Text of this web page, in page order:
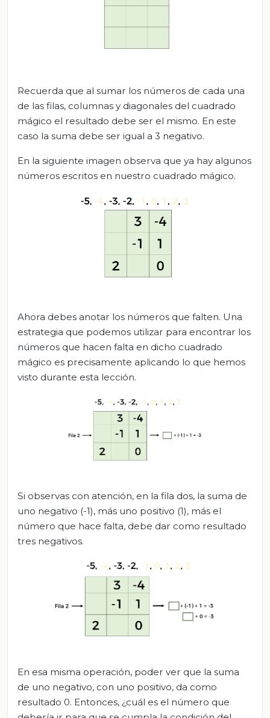
Recuerda que al sumar los números de cada una
de las filas, columnas y diagonales del cuadrado
mágico el resultado debe ser el mismo. En este
caso la suma debe ser igual a 3 negativo.
En la siguiente imagen observa que ya hay algunos
números escritos en nuestro cuadrado mágico.
Ahora debes anotar los números que falten. Una
estrategia que podemos utilizar para encontrar los
números que hacen falta en dicho cuadrado
mágico es precisamente aplicando lo que hemos
visto durante esta lección.
Si observas con atención, en la fila dos, la suma de
uno negativo (-1), más uno positivo (1), más el
número que hace falta, debe dar como resultado
tres negativos.
En esa misma operación, poder ver que la suma
de uno negativo, con uno positivo, da como
resultado 0. Entonces, ¿cuál es el número que